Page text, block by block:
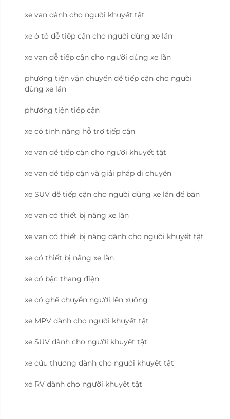
xe van dành cho người khuyết tật
xe ô tô dễ tiếp cận cho người dùng xe lăn
xe van dễ tiếp cận cho người dùng xe lăn
phương tiện vận chuyển dễ tiếp cận cho người
dùng xe lăn
phương tiện tiếp cận
xe có tính năng hỗ trợ tiếp cận
xe van dễ tiếp cận cho người khuyết tật
xe van dễ tiếp cận và giải pháp di chuyển
xe SUV dễ tiếp cận cho người dùng xe lăn để bán
xe van có thiết bị nâng xe lăn
xe van có thiết bị nâng dành cho người khuyết tật
xe có thiết bị nâng xe lăn
xe có bậc thang điện
xe có ghế chuyển người lên xuống
xe MPV dành cho người khuyết tật
xe SUV dành cho người khuyết tật
xe cứu thương dành cho người khuyết tật
xe RV dành cho người khuyết tật